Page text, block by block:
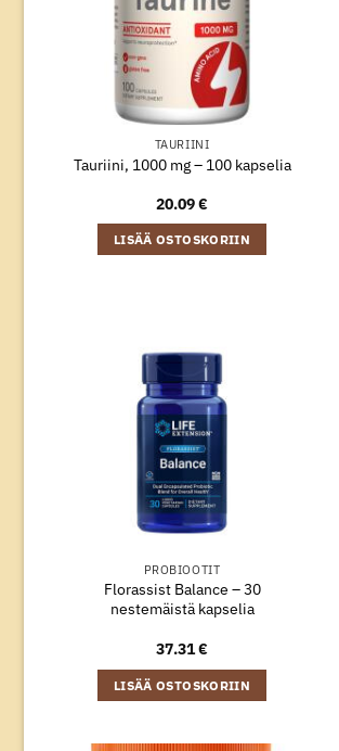
TAURIINI
Tauriini, 1000 mg – 100 kapselia
20.09€
LISÄÄ OSTOSKORIIN
PROBIOOTIT
Florassist Balance – 30
nestemäistä kapselia
37.31€
LISÄÄ OSTOSKORIIN